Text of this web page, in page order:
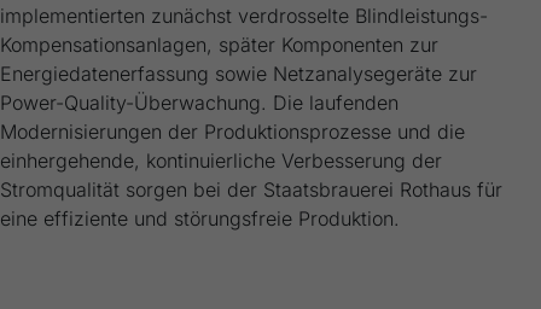
implementierten zunächst verdrosselte Blindleistungs-
Kompensationsanlagen, später Komponenten zur
Energiedatenerfassung sowie Netzanalysegeräte zur
Power-Quality-Überwachung. Die laufenden
Modernisierungen der Produktionsprozesse und die
einhergehende, kontinuierliche Verbesserung der
Stromqualität sorgen bei der Staatsbrauerei Rothaus für
eine effiziente und störungsfreie Produktion.